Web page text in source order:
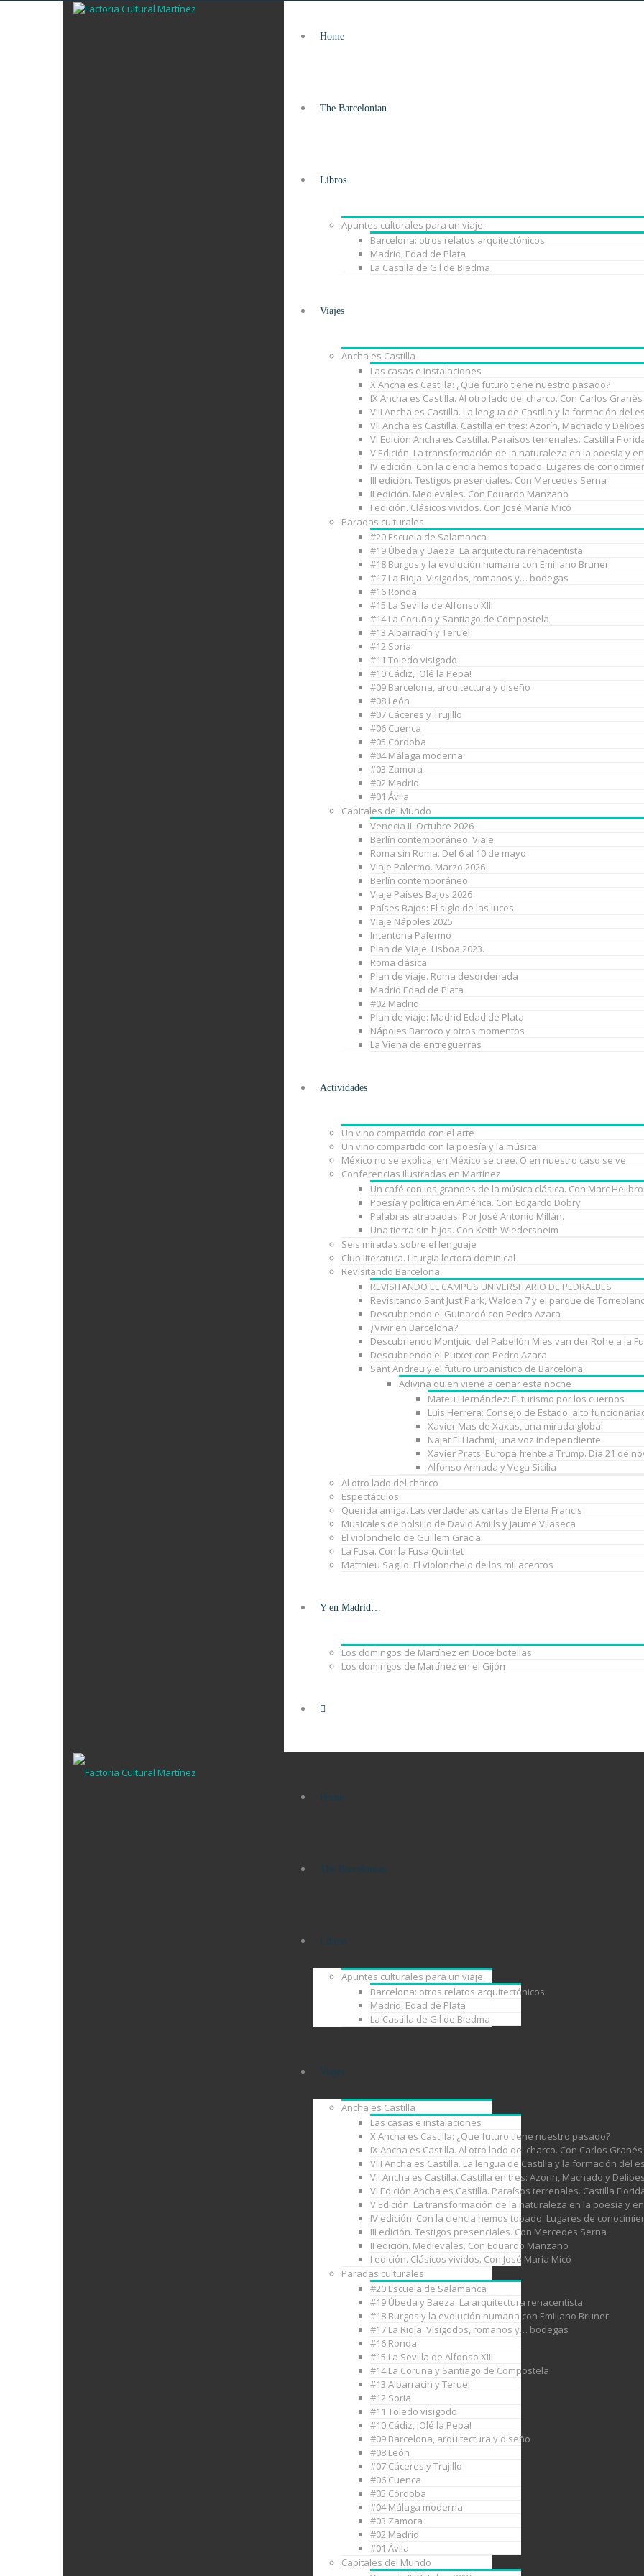
Home
The Barcelonian
Libros
Apuntes culturales para un viaje.
Barcelona: otros relatos arquitectónicos
Madrid, Edad de Plata
La Castilla de Gil de Biedma
Viajes
Ancha es Castilla
Las casas e instalaciones
X Ancha es Castilla: ¿Que futuro tiene nuestro pasado?
IX Ancha es Castilla. Al otro lado del charco. Con Carlos Granés
VIII Ancha es Castilla. La lengua de Castilla y la formación del
VII Ancha es Castilla. Castilla en tres: Azorín, Machado y
VI Edición Ancha es Castilla. Paraísos terrenales. Castilla
V Edición. La transformación de la naturaleza en la poesía y
IV edición. Con la ciencia hemos topado. Lugares de
III edición. Testigos presenciales. Con Mercedes Serna
II edición. Medievales. Con Eduardo Manzano
I edición. Clásicos vividos. Con José María Micó
Paradas culturales
#20 Escuela de Salamanca
#19 Úbeda y Baeza: La arquitectura renacentista
#18 Burgos y la evolución humana con Emiliano Bruner
#17 La Rioja: Visigodos, romanos y… bodegas
#16 Ronda
#15 La Sevilla de Alfonso XIII
#14 La Coruña y Santiago de Compostela
#13 Albarracín y Teruel
#12 Soria
#11 Toledo visigodo
#10 Cádiz, ¡Olé la Pepa!
#09 Barcelona, arquitectura y diseño
#08 León
#07 Cáceres y Trujillo
#06 Cuenca
#05 Córdoba
#04 Málaga moderna
#03 Zamora
#02 Madrid
#01 Ávila
Capitales del Mundo
Venecia II. Octubre 2026
Berlín contemporáneo. Viaje
Roma sin Roma. Del 6 al 10 de mayo
Viaje Palermo. Marzo 2026
Berlín contemporáneo
Viaje Países Bajos 2026
Países Bajos: El siglo de las luces
Viaje Nápoles 2025
Intentona Palermo
Plan de Viaje. Lisboa 2023.
Roma clásica.
Plan de viaje. Roma desordenada
Madrid Edad de Plata
#02 Madrid
Plan de viaje: Madrid Edad de Plata
Nápoles Barroco y otros momentos
La Viena de entreguerras
Actividades
Un vino compartido con el arte
Un vino compartido con la poesía y la música
México no se explica; en México se cree. O en nuestro caso se ve
Conferencias ilustradas en Martínez
Un café con los grandes de la música clásica. Con Marc
Poesía y política en América. Con Edgardo Dobry
Palabras atrapadas. Por José Antonio Millán.
Una tierra sin hijos. Con Keith Wiedersheim
Seis miradas sobre el lenguaje
Club literatura. Liturgia lectora dominical
Revisitando Barcelona
REVISITANDO EL CAMPUS UNIVERSITARIO DE PEDRALBES
Revisitando Sant Just Park, Walden 7 y el parque de
Descubriendo el Guinardó con Pedro Azara
¿Vivir en Barcelona?
Descubriendo Montjuic: del Pabellón Mies van der Rohe a la
Descubriendo el Putxet con Pedro Azara
Sant Andreu y el futuro urbanístico de Barcelona
Adivina quien viene a cenar esta noche
Mateu Hernández: El turismo por los cuernos
Luis Herrera: Consejo de Estado, alto
Xavier Mas de Xaxas, una mirada global
Najat El Hachmi, una voz independiente
Xavier Prats. Europa frente a Trump. Día 21 de
Alfonso Armada y Vega Sicilia
Al otro lado del charco
Espectáculos
Querida amiga. Las verdaderas cartas de Elena Francis
Musicales de bolsillo de David Amills y Jaume Vilaseca
El violonchelo de Guillem Gracia
La Fusa. Con la Fusa Quintet
Matthieu Saglio: El violonchelo de los mil acentos
Y en Madrid…
Los domingos de Martínez en Doce botellas
Los domingos de Martínez en el Gijón
Home
The Barcelonian
Libros
Apuntes culturales para un viaje.
Barcelona: otros relatos arquitectónicos
Madrid, Edad de Plata
La Castilla de Gil de Biedma
Viajes
Ancha es Castilla
Las casas e instalaciones
X Ancha es Castilla: ¿Que futuro tiene nuestro pasado?
IX Ancha es Castilla. Al otro lado del charco. Con Carlos Granés
VIII Ancha es Castilla. La lengua de Castilla y la formación del
VII Ancha es Castilla. Castilla en tres: Azorín, Machado y
VI Edición Ancha es Castilla. Paraísos terrenales. Castilla
V Edición. La transformación de la naturaleza en la poesía y
IV edición. Con la ciencia hemos topado. Lugares de
III edición. Testigos presenciales. Con Mercedes Serna
II edición. Medievales. Con Eduardo Manzano
I edición. Clásicos vividos. Con José María Micó
Paradas culturales
#20 Escuela de Salamanca
#19 Úbeda y Baeza: La arquitectura renacentista
#18 Burgos y la evolución humana con Emiliano Bruner
#17 La Rioja: Visigodos, romanos y… bodegas
#16 Ronda
#15 La Sevilla de Alfonso XIII
#14 La Coruña y Santiago de Compostela
#13 Albarracín y Teruel
#12 Soria
#11 Toledo visigodo
#10 Cádiz, ¡Olé la Pepa!
#09 Barcelona, arquitectura y diseño
#08 León
#07 Cáceres y Trujillo
#06 Cuenca
#05 Córdoba
#04 Málaga moderna
#03 Zamora
#02 Madrid
#01 Ávila
Capitales del Mundo